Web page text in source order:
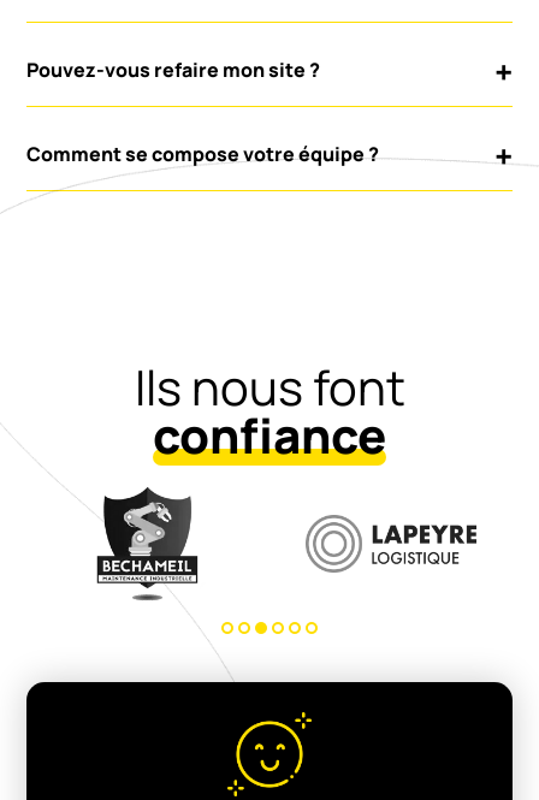
Pouvez-vous refaire mon site ?
Comment se compose votre équipe ?
Ils nous font
confiance